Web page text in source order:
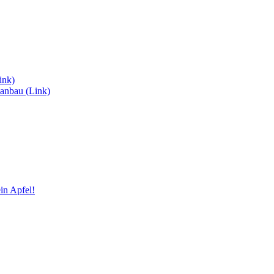
(Link)
Apfel!